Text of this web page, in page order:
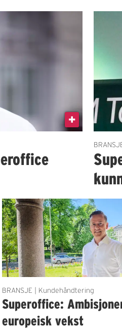
BRANSJE | Kundehåndtering
Superoffice:
europeisk vekst